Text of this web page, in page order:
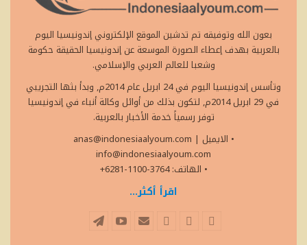
بعون الله وتوفيقه تم تدشين الموقع الإلكتروني إندونيسيا اليوم
بالعربية بهدف إعطاء الصورة الموسعة عن إندونيسيا الحقيقة حكومة
وشعبا للعالم العربي والإسلامي.
وتأسس إندونيسيا اليوم في 24 ابريل عام 2014م, وبدأ بثها التجريبي
في 29 ابريل 2014م, لتكون بذلك من أوائل وكالة أنباء في إندونيسيا
توفر رسمياً خدمة الأخبار بالعربية.
• الايميل
anas@indonesiaalyoum.com |
info@indonesiaalyoum.com
• الهاتف: 3764-1100-6281+
اقرأ أكثر...